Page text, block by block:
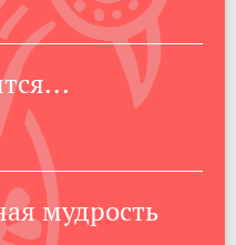
мудрость